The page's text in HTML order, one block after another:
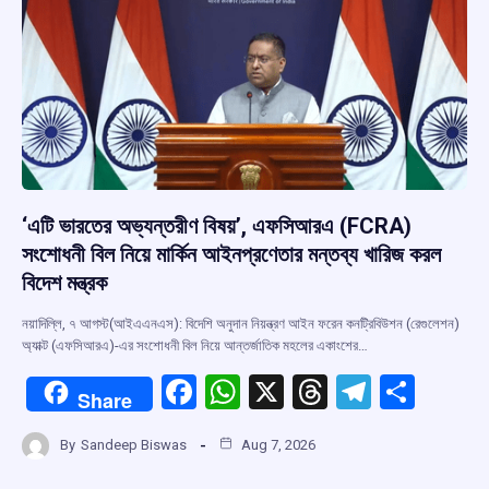
k
p
‘এটি ভারতের অভ্যন্তরীণ বিষয়’, এফসিআরএ (FCRA)
সংশোধনী বিল নিয়ে মার্কিন আইনপ্রণেতার মন্তব্য খারিজ করল
বিদেশ মন্ত্রক
নয়াদিল্লি, ৭ আগস্ট(আইএএনএস): বিদেশি অনুদান নিয়ন্ত্রণ আইন ফরেন কনট্রিবিউশন (রেগুলেশন)
অ্যাক্ট (এফসিআরএ)-এর সংশোধনী বিল নিয়ে আন্তর্জাতিক মহলের একাংশের…
Share
F
ce
W
at
X
T
T
By Sandeep Biswas Aug 7, 2026